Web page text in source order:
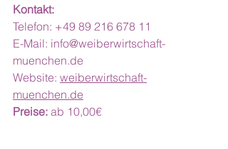
Kontakt:
Telefon: +49 89 216 678 11
E-Mail: info@weiberwirtschaft-
muenchen.de
Website: weiberwirtschaft-
muenchen.de
Preise: ab 10,00€